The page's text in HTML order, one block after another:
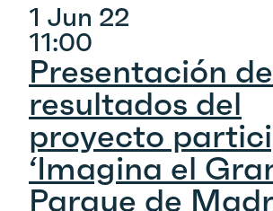
1 Jun 22
11:00
Presentación
resultados del
proyecto
‘Imagina el
Parque de